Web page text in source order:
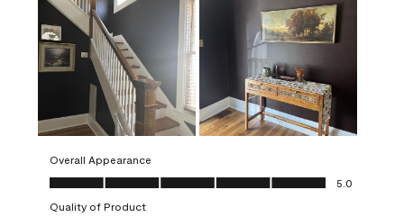
Overall Appearance
Overall Appearance, 5.0 out of 5
5.0
Quality of Product